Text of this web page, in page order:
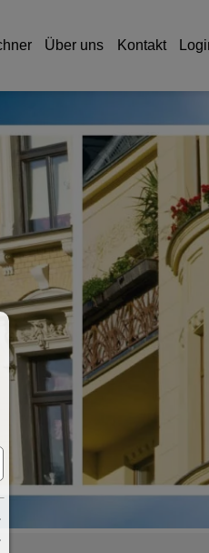
Über uns Kontakt
Um fortfahren zu
Jedes Cookie wie